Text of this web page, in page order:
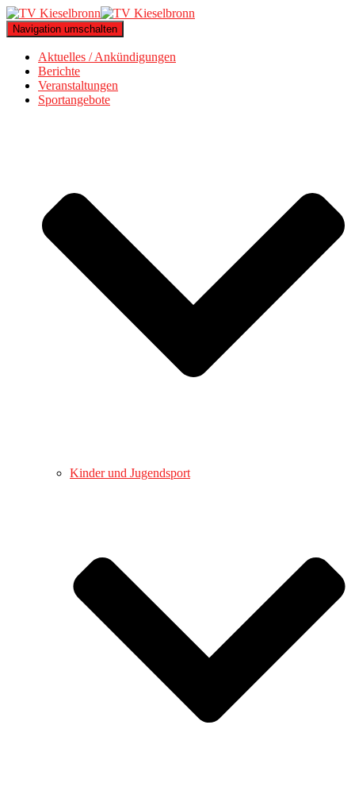
Navigation umschalten
Aktuelles / Ankündigungen
Berichte
Veranstaltungen
Sportangebote
Kinder und Jugendsport